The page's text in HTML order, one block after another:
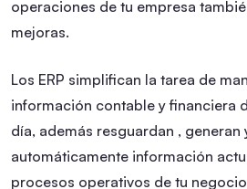
operaciones de tu empresa
mejoras.
Los ERP simplifican la tarea de
información contable y financiera
día, además resguardan , generan
automáticamente información
procesos operativos de tu